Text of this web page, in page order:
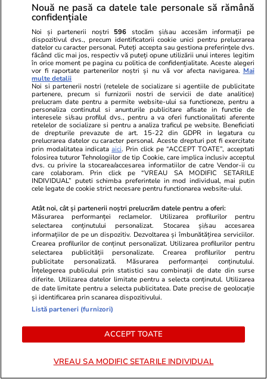
Cum se scrie corect: bineînțeles
sau bine înțeles
Știri România 11:55
Cod galben de caniculă în 7
județe din România. Prognoza
ANM pentru perioada 10-12
august 2026
Știri România 10:00
Dănuț Lupu vrea să-i „dribleze”
pe magistrați în al treilea dosar
penal, după ce a ratat „liga”
marii prescripții. Soția și un
apropiat al fotbalistului au ales
să-și retragă declarațiile
Știri România
Nouă ne pasă ca datele tale personale să rămână
confidențiale
Noi și partenerii noștri 596 stocăm și/sau accesăm informații pe
dispozitivul dvs., precum identificatorii cookie unici pentru prelucrarea
datelor cu caracter personal. Puteți accepta sau gestiona preferințele dvs.
făcând clic mai jos, respectiv vă puteți opune utilizării unui interes legitim
în orice moment pe pagina cu politica de confidențialitate. Aceste alegeri
vor fi raportate partenerilor noștri și nu vă vor afecta navigarea. Mai
multe detalii
Noi si partenerii nostri (retelele de socializare si agentiile de publicitate
partenere, precum si furnizorii nostri de servicii de date analitice)
prelucram date pentru a permite website-ului sa functioneze, pentru a
personaliza continutul si anunturile publicitare afisate in functie de
interesele si/sau profilul dvs., pentru a va oferi functionalitati aferente
retelelor de socializare si pentru a analiza traficul pe website. Beneficiati
de drepturile prevazute de art. 15-22 din GDPR in legatura cu
prelucrarea datelor cu caracter personal. Aceste drepturi pot fi exercitate
prin modalitatea indicataaici. Prin click pe “ACCEPT TOATE”, acceptati
folosirea tuturor Tehnologiilor de tip Cookie, care implica inclusiv acceptul
dvs. cu privire la stocarea/accesarea informatiilor de catre Vendor-ii cu
care colaboram. Prin click pe “VREAU SA MODIFIC SETARILE
INDIVIDUAL” puteti schimba preferintele in mod individual, mai putin
cele legate de cookie strict necesare pentru functionarea website-ului.
Atât noi, cât și partenerii noștri prelucrăm datele pentru a oferi:
Măsurarea performanței reclamelor. Utilizarea profilurilor pentru
selectarea conținutului personalizat. Stocarea și/sau accesarea
informațiilor de pe un dispozitiv. Dezvoltarea și îmbunătățirea serviciilor.
Crearea profilurilor de conținut personalizat. Utilizarea profilurilor pentru
selectarea publicității personalizate. Crearea profilurilor pentru
publicitate personalizată. Măsurarea performanței conținutului.
Înțelegerea publicului prin statistici sau combinații de date din surse
diferite. Utilizarea datelor limitate pentru a selecta conținutul. Utilizarea
de date limitate pentru a selecta publicitatea. Date precise de geolocație
și identificarea prin scanarea dispozitivului.
Listă parteneri (furnizori)
ACCEPT TOATE
VREAU SA MODIFIC SETARILE INDIVIDUAL